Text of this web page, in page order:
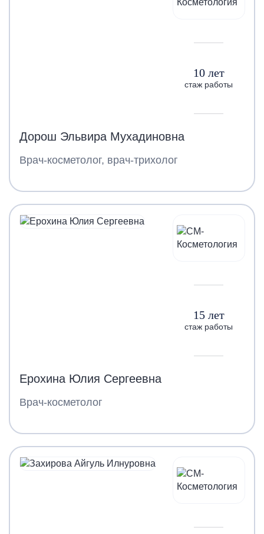
10 лет
стаж работы
Дорош Эльвира Мухадиновна
Врач-косметолог, врач-трихолог
15 лет
стаж работы
Ерохина Юлия Сергеевна
Врач-косметолог